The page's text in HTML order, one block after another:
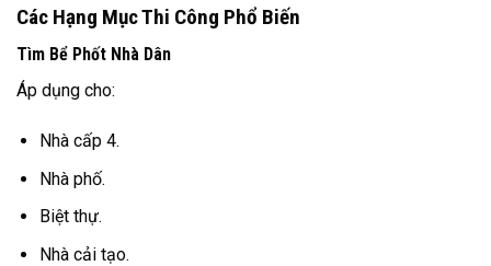
Các Hạng Mục Thi Công Phổ Biến
Tìm Bể Phốt Nhà Dân
Áp dụng cho:
Nhà cấp 4.
Nhà phố.
Biệt thự.
Nhà cải tạo.